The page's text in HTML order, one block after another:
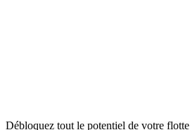
Débloquez tout le potentiel de votre flotte